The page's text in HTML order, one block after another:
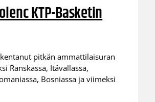
KTP-Basketin
pitkän ammattilaisuran
Ranskassa, Itävallassa,
Bosniassa ja viimeksi